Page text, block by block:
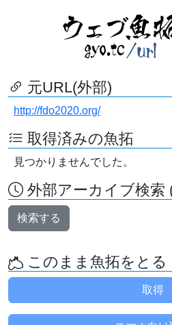
元URL(外部)
http://fdo2020.org/
取得済みの魚拓
見つかりませんでした。
外部アーカイブ検索
検索する
このまま魚拓をとる